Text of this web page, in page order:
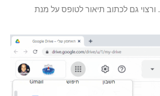
גם לכתוב תיאור לטופס על מנת